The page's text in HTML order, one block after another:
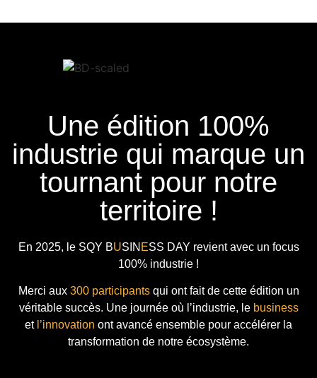
Une édition 100%
industrie qui marque un
tournant pour notre
territoire !
En 2025, le SQY BUSIN ESS DAY revient avec un focus
100% industrie !
Merci aux 300 participantsqui ont fait de cette édition un
véritable succès. Une journée où l’industrie, le business
et l’innovation ont avancé ensemble pour accélérer la
transformation de notre écosystème.